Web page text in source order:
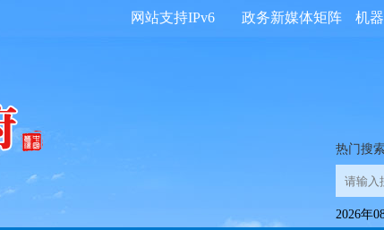
机
政务新媒体矩阵
网站支持IPv6
热门搜
2026年